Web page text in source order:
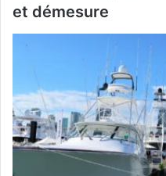
et démesure